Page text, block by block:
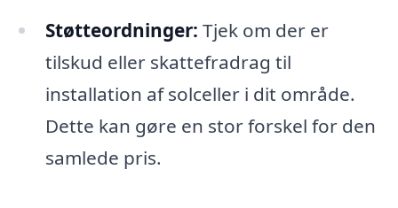
Støtteordninger: Tjek om der er
tilskud eller skattefradrag til
installation af solceller i dit område.
Dette kan gøre en stor forskel for den
samlede pris.